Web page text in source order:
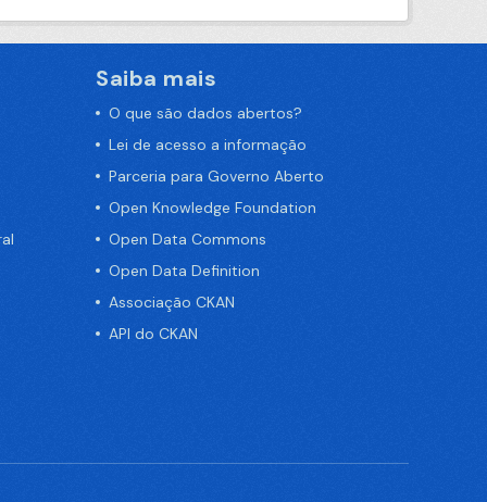
Saiba mais
O que são dados abertos?
Lei de acesso a informação
Parceria para Governo Aberto
Open Knowledge Foundation
Open Data Commons
Open Data Definition
Associação CKAN
API do CKAN